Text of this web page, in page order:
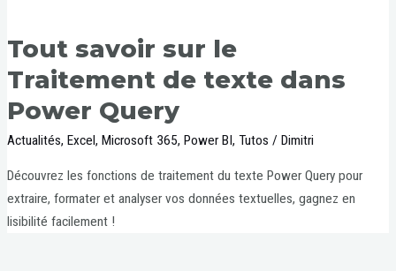
Tout savoir sur le
Traitement de texte dans
Power Query
Actualités,Excel,Microsoft 365,Power BI,Tutos /Dimitri
Découvrez les fonctions de traitement du texte Power Query pour
extraire, formater et analyser vos données textuelles, gagnez en
lisibilité facilement !